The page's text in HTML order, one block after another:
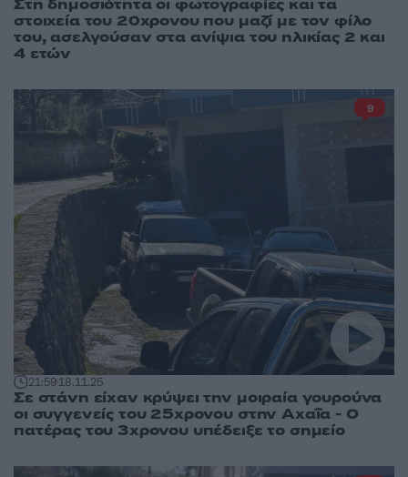
Στη δημοσιότητα οι φωτογραφίες και τα
στοιχεία του 20χρονου που μαζί με τον φίλο
του, ασελγούσαν στα ανίψια του ηλικίας 2 και
4 ετών
21:5918.11.25
Σε στάνη είχαν κρύψει την μοιραία γουρούνα
οι συγγενείς του 25χρονου στην Αχαΐα - Ο
πατέρας του 3χρονου υπέδειξε το σημείο
9